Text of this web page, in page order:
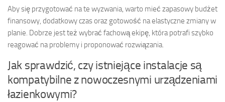
Aby się przygotować na te wyzwania, warto mieć zapasowy budżet
finansowy, dodatkowy czas oraz gotowość na elastyczne zmiany w
planie. Dobrze jest też wybrać fachową ekipę, która potrafi szybko
reagować na problemy i proponować rozwiązania.
Jak sprawdzić, czy istniejące instalacje są
kompatybilne z nowoczesnymi urządzeniami
łazienkowymi?